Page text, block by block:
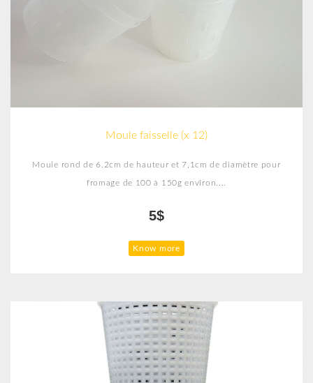
Moule faisselle (x 12)
Moule rond de 6.2cm de hauteur et 7,1cm de diamètre pour
fromage de 100 à 150g environ....
5$
Know more